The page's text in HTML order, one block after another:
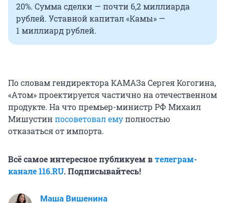
20%. Сумма сделки — почти 6,2 миллиарда
рублей. Уставной капитал «Камы» —
1 миллиардрублей.
По словам гендиректора КАМАЗа Сергея Когогина,
«Атом» проектируется частично на отечественном
продукте. На что премьер-министр РФ Михаил
Мишустинпосоветовал емуполностью
отказаться от импорта.
Всё самое интересное публикуем втелеграм-
канале 116.RU. Подписывайтесь!
Маша Вишенина